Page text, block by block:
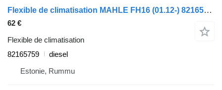
Flexible de climatisation MAHLE FH16 (01.12-) 82165759 pour camion Volvo FH12, FH16, NH12, FH, VNL780 (1993-2014)
62 €
Flexible de climatisation
82165759
diesel
Estonie, Rummu